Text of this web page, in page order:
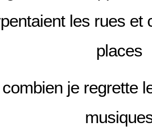
les rues et
places
je regrette